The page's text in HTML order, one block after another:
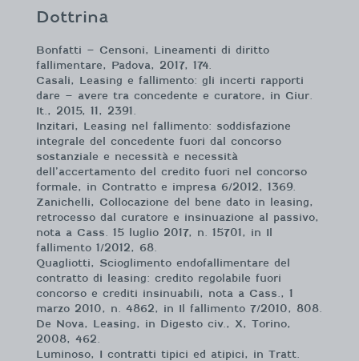
Dottrina
Bonfatti – Censoni, Lineamenti di diritto
fallimentare, Padova, 2017, 174.
Casali, Leasing e fallimento: gli incerti rapporti
dare – avere tra concedente e curatore, in Giur.
It., 2015, 11, 2391.
Inzitari, Leasing nel fallimento: soddisfazione
integrale del concedente fuori dal concorso
sostanziale e necessità e necessità
dell’accertamento del credito fuori nel concorso
formale, in Contratto e impresa 6/2012, 1369.
Zanichelli, Collocazione del bene dato in leasing,
retrocesso dal curatore e insinuazione al passivo,
nota a Cass. 15 luglio 2017, n. 15701, in Il
fallimento 1/2012, 68.
Quagliotti, Scioglimento endofallimentare del
contratto di leasing: credito regolabile fuori
concorso e crediti insinuabili, nota a Cass., 1
marzo 2010, n. 4862, in Il fallimento 7/2010, 808.
De Nova, Leasing, in Digesto civ., X, Torino,
2008, 462.
Luminoso, I contratti tipici ed atipici, in Tratt.